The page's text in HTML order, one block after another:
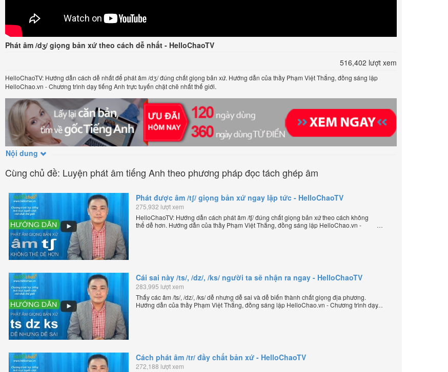
Phát âm /dʒ/ giọng bản xứ theo cách dễ nhất - HelloChaoTV
516,402 lượt xem
HelloChaoTV: Hướng dẫn cách dễ nhất để phát âm /dʒ/ đúng chất giọng bản xứ. Hướng dẫn của thầy Phạm Việt Thắng, đồng sáng lập
HelloChao.vn - Chương trình dạy tiếng Anh trực tuyến chặt chẽ nhất thế giới.
Nội dung
Cùng chủ đề: Luyện phát âm tiếng Anh theo phương pháp đọc tách ghép âm
Phát được âm /tʃ/ giọng bản xứ ngay lập tức - HelloChaoTV
275,932 lượt xem
HelloChaoTV: Hướng dẫn cách phát âm /tʃ/ đúng chất giọng bản xứ theo cách không
thể dễ hơn. Hướng dẫn của thầy Phạm Việt Thắng, đồng sáng lập HelloChao.vn -
Cái sai này /ts/, /dz/, /ks/ người ta sẽ nhận ra ngay - HelloChaoTV
283,995 lượt xem
Thấy các âm /ts/, /dz/, /ks/ dễ nhưng dễ sai và dễ biến thành chất giọng địa phương.
Hướng dẫn của thầy Phạm Việt Thắng, đồng sáng lập HelloChao.vn - Chương trình dạy
Cách phát âm /tr/ đầy chất bản xứ - HelloChaoTV
272,188 lượt xem